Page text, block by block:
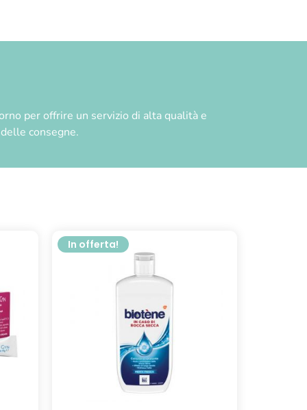
per offrire un servizio di alta qualità e
consegne.
In offerta!